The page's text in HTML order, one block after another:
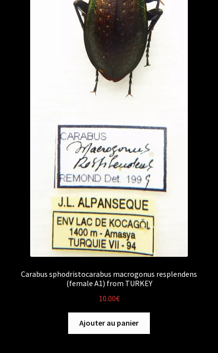
Carabus sphodristocarabus macrogonus resplendens
(female A1) from TURKEY
10.00€
Ajouter au panier